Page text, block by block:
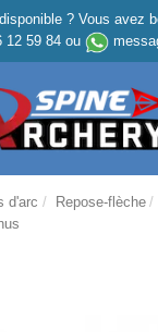
? Vous avez
12 59 84ou
d'arc Repose-flèche